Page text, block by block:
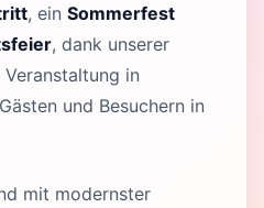
, ein Sommerfest
, dank unserer
in
und Besuchern in
mit modernster